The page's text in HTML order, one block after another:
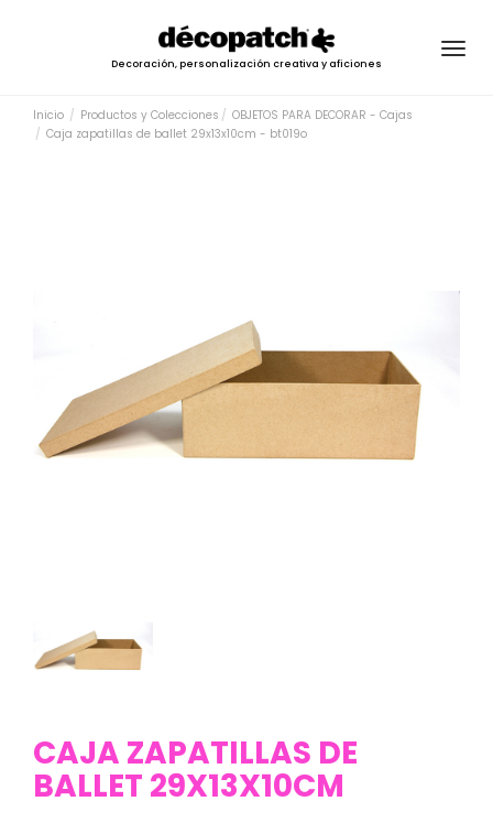
Decoración, personalización creativa y aficiones
Inicio Productos y Colecciones
OBJETOS PARA DECORAR - Cajas
Caja zapatillas de ballet 29x13x10cm - bt019o
CAJA ZAPATILLAS DE
BALLET 29X13X10CM